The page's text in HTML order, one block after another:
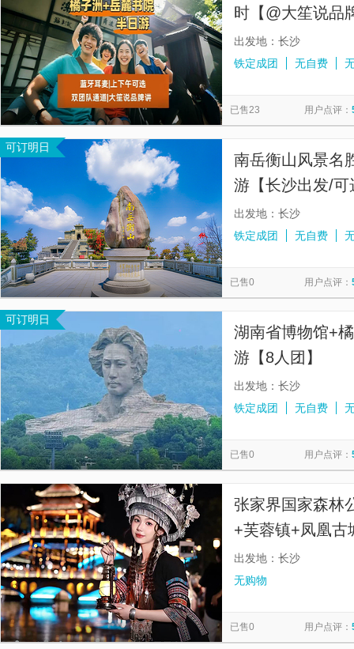
时【@大笙说品
出发地：长沙
铁定成团
无自费
已售23 用户点评：
可订明日
南岳衡山风景名
游【长沙出发/
丝带/赠矿泉水】
出发地：长沙
铁定成团
无自费
已售0 用户点评：
可订明日
湖南省博物馆+
游【8人团】
出发地：长沙
铁定成团
无自费
已售0 用户点评：
张家界国家森林
+芙蓉镇+凤凰古
桥/黄龙洞，赠
出发地：长沙
无购物
已售0 用户点评：